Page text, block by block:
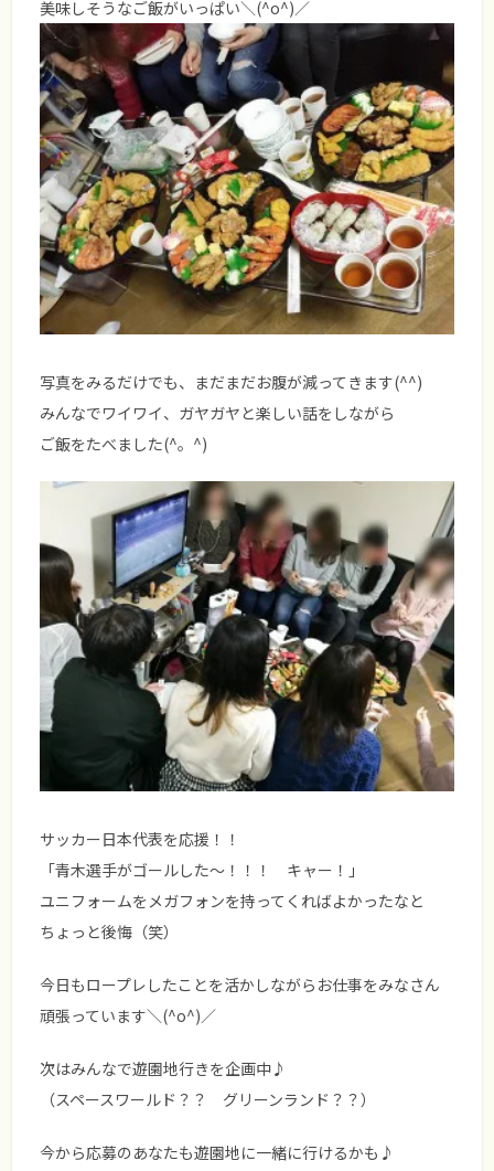
美味しそうなご飯がいっぱい＼(^o^)／
写真をみるだけでも、まだまだお腹が減ってきます(^^)
みんなでワイワイ、ガヤガヤと楽しい話をしながら
ご飯をたべました(^。^)
サッカー日本代表を応援！！
「青木選手がゴールした～！！！ キャー！」
ユニフォームをメガフォンを持ってくればよかったなと
ちょっと後悔（笑）
今日もロープレしたことを活かしながらお仕事をみなさん
頑張っています＼(^o^)／
次はみんなで遊園地行きを企画中♪
（スペースワールド？？ グリーンランド？？）
今から応募のあなたも遊園地に一緒に行けるかも♪